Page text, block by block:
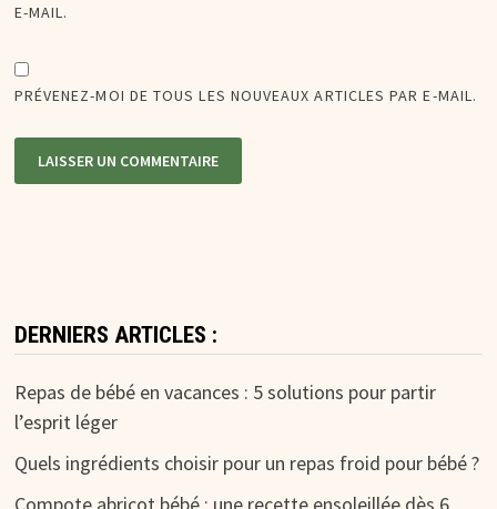
E-MAIL.
PRÉVENEZ-MOI DE TOUS LES NOUVEAUX ARTICLES PAR E-MAIL.
DERNIERS ARTICLES :
Repas de bébé en vacances : 5 solutions pour partir
l’esprit léger
Quels ingrédients choisir pour un repas froid pour bébé ?
Compote abricot bébé : une recette ensoleillée dès 6